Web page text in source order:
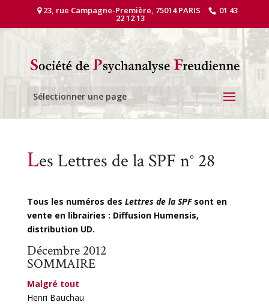
23, rue Campagne-Première, 75014 PARIS 01 43
22 12 13
Sélectionner une page
Les Lettres de la SPF n° 28
Tous les numéros des Lettres de la SPFsont en
vente en librairies : Diffusion Humensis,
distribution UD.
Décembre 2012
SOMMAIRE
Malgré tout
Henri Bauchau